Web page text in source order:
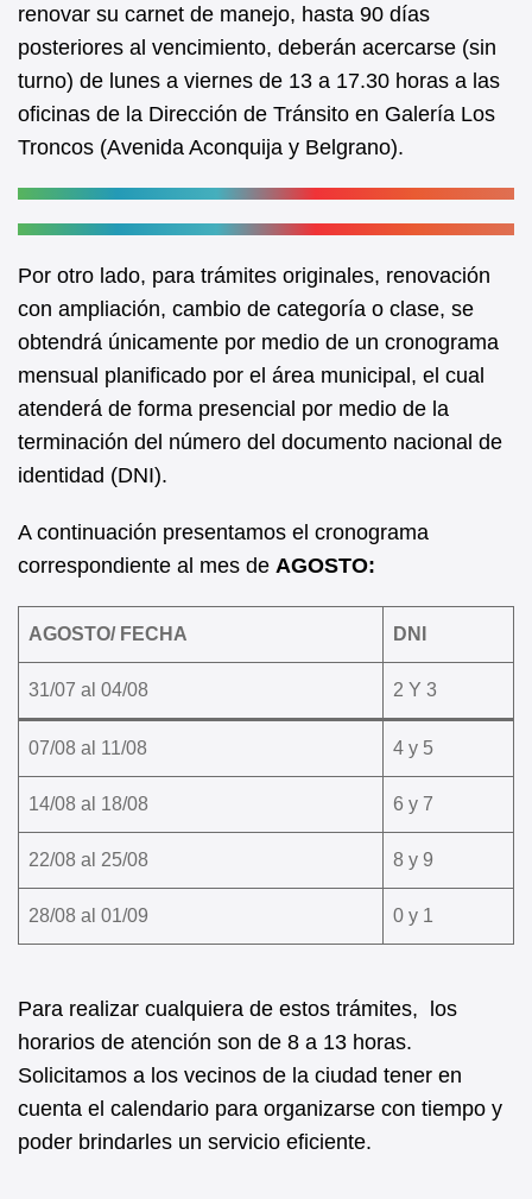
renovar su carnet de manejo, hasta 90 días
posteriores al vencimiento, deberán acercarse (sin
turno) de lunes a viernes de 13 a 17.30 horas a las
oficinas de la Dirección de Tránsito en Galería Los
Troncos (Avenida Aconquija y Belgrano).
Por otro lado, para trámites originales, renovación
con ampliación, cambio de categoría o clase, se
obtendrá únicamente por medio de un cronograma
mensual planificado por el área municipal, el cual
atenderá de forma presencial por medio de la
terminación del número del documento nacional de
identidad (DNI).
A continuación presentamos el cronograma
correspondiente al mes de AGOSTO:
AGOSTO/ FECHA DNI
31/07 al 04/08 2 Y 3
07/08 al 11/08 4 y 5
14/08 al 18/08 6 y 7
22/08 al 25/08 8 y 9
28/08 al 01/09 0 y 1
Para realizar cualquiera de estos trámites, los
horarios de atención son de 8 a 13 horas.
Solicitamos a los vecinos de la ciudad tener en
cuenta el calendario para organizarse con tiempo y
poder brindarles un servicio eficiente.